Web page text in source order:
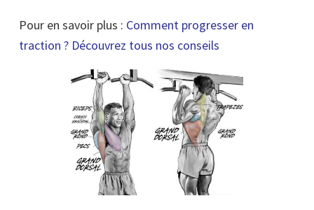
Pour en savoir plus : Comment progresser en
traction ? Découvrez tous nos conseils